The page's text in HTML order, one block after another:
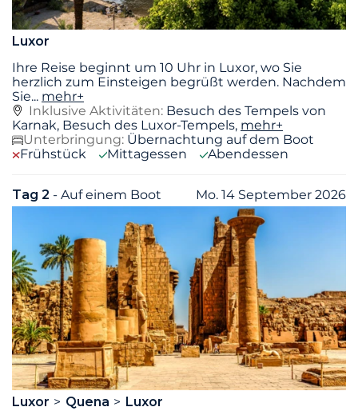
Luxor
Ihre Reise beginnt um 10 Uhr in Luxor, wo Sie
herzlich zum Einsteigen begrüßt werden. Nachdem
Sie... mehr+
Inklusive Aktivitäten: Besuch des Tempels von
Karnak, Besuch des Luxor-Tempels, mehr+
Unterbringung: Übernachtung auf dem Boot
Frühstück
Mittagessen Abendessen
Tag 2 - Auf einem Boot Mo. 14 September 2026
Luxor Quena
Luxor